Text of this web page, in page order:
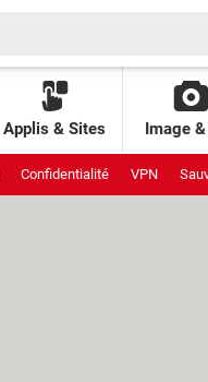
Applis & Sites Image
Confidentialité VPN